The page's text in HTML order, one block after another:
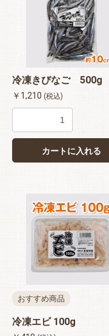
冷凍きびなご 500g
￥1,210 (税込)
カートに入れる
おすすめ商品
冷凍エビ 100g